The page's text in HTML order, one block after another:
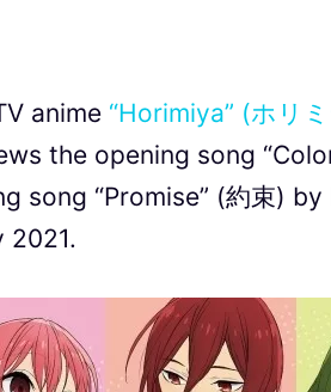
anime “Horimiya” (ホリ
the opening song
song “Promise” (約束)
2021.